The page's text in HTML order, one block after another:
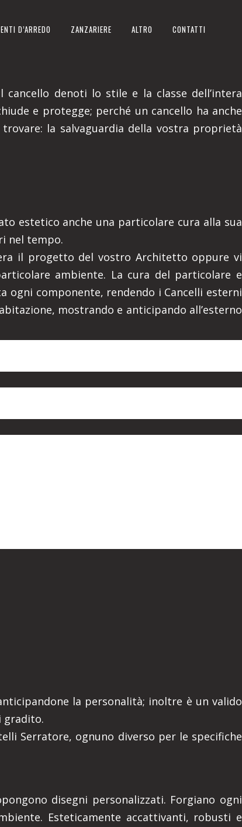
D’ARREDO ZANZARIERE ALTRO CONTATTI
denoti lo stile e la classe dell’intera
e protegge; perché un cancello ha anche
la salvaguardia della vostra proprietà
estetico anche una particolare cura alla sua
nel tempo.
il progetto del vostro Architetto oppure vi
ambiente. La cura del particolare e
componente, rendendo i Cancelli esterni
mostrando e anticipando all’esterno
la personalità; inoltre è un valido
gradito.
Serratore, ognuno diverso per le specifiche
disegni personalizzati. Forgiano ogni
Esteticamente accattivanti, robusti e